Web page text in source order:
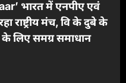
भारत में एनपीए एवं
राष्ट्रीय मंच, वि के दुबे के
के लिए समग्र समाधान